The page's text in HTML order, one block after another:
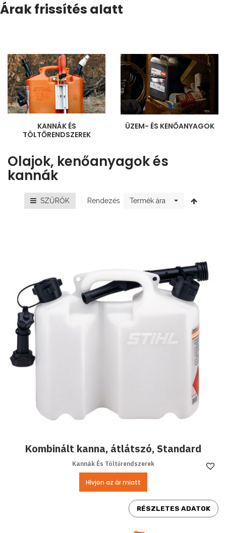
Árak frissítés alatt
KANNÁK ÉS
TÖLTŐRENDSZEREK
ÜZEM- ÉS KENŐANYAGOK
Olajok, kenőanyagok és
kannák
SZŰRŐK Rendezés Termék ára
Kombinált kanna, átlátszó, Standard
Kannák És Töltőrendszerek
Hívjon az ár miatt
RÉSZLETES ADATOK